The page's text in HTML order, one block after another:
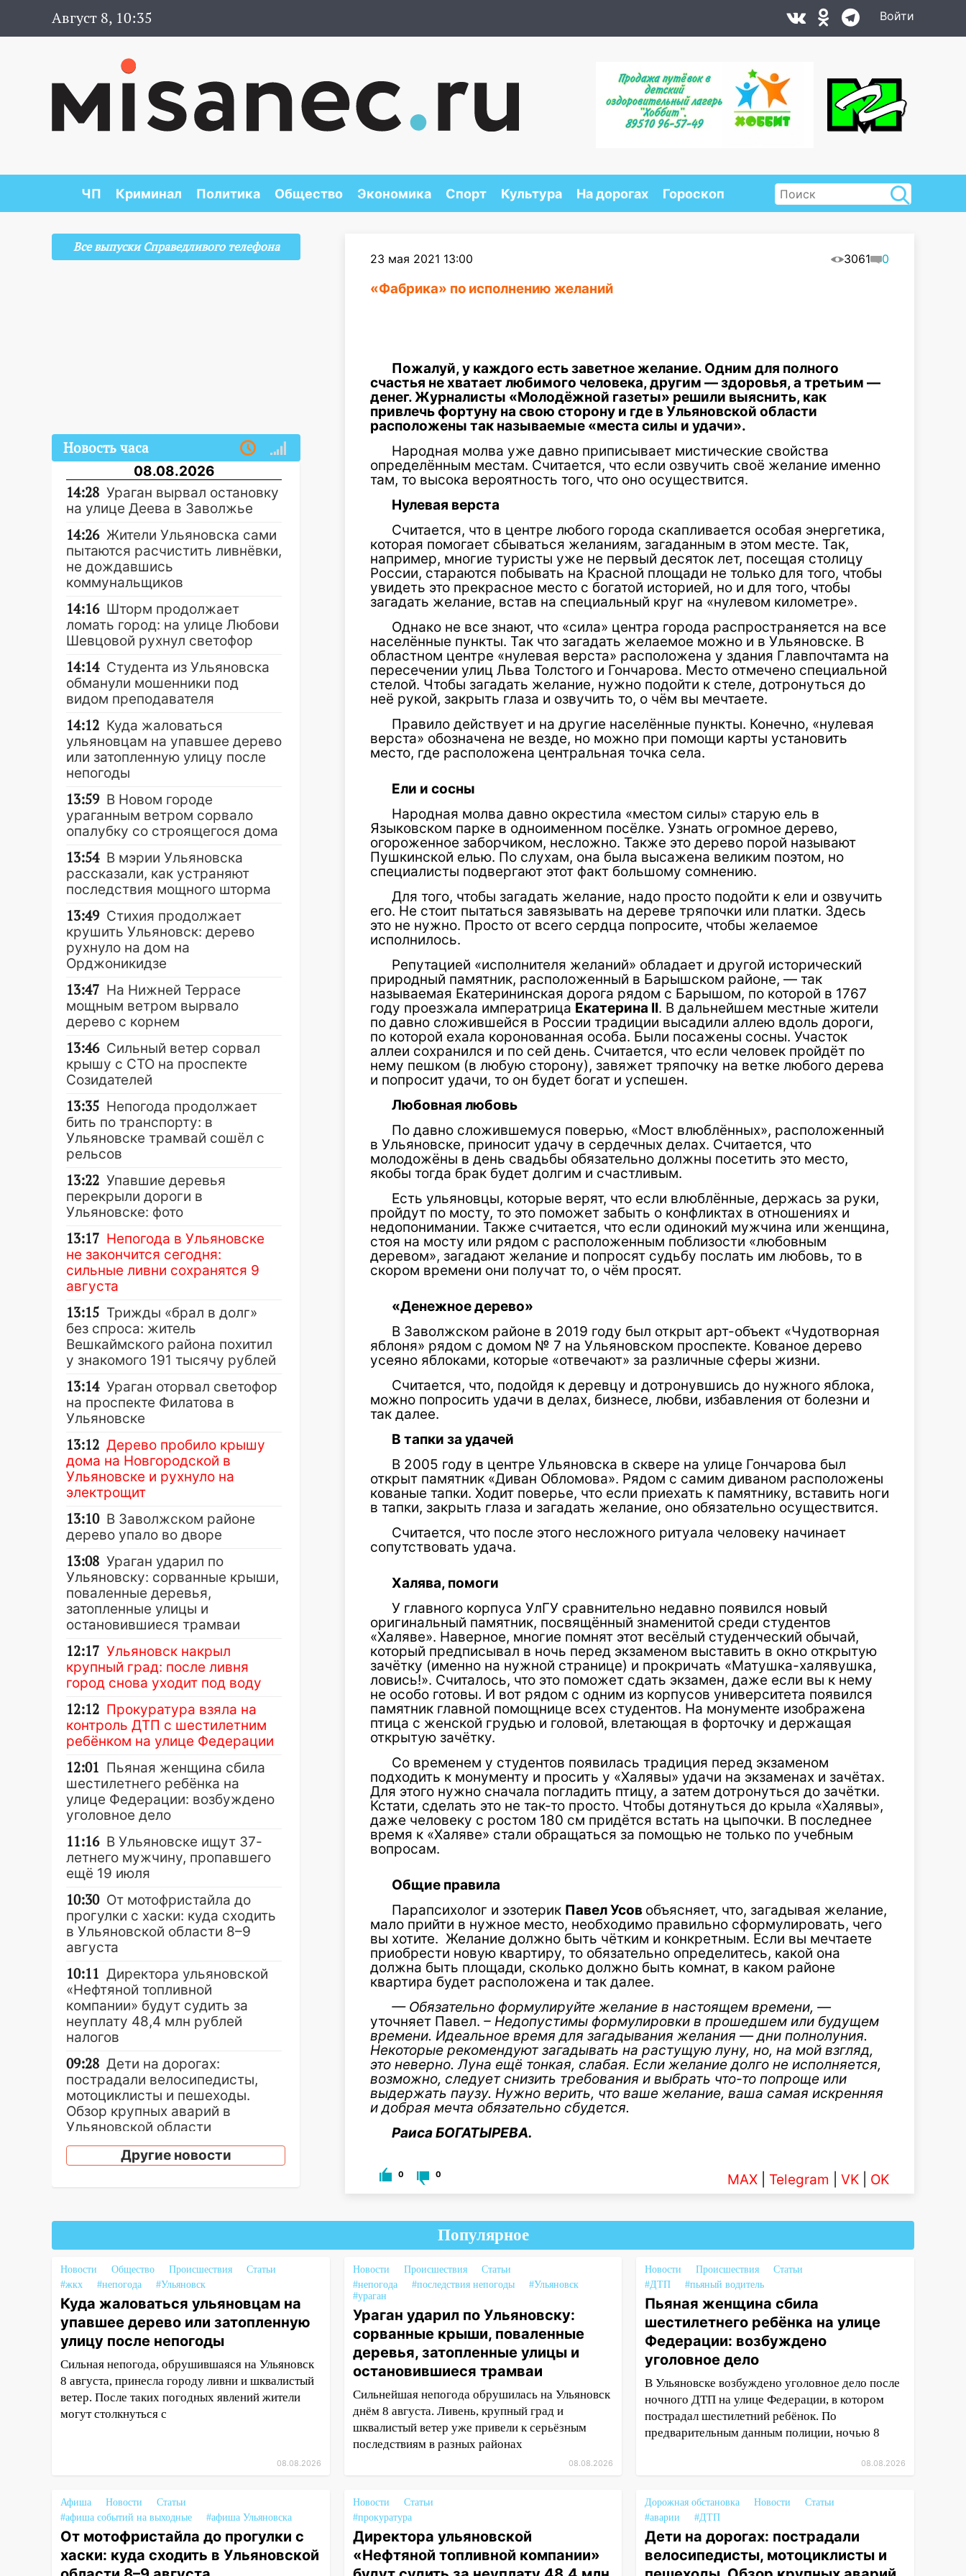
Август 8, 10:35 Войти
ЧП Криминал Политика Общество Экономика Спорт Культура На дорогах Гороскоп
23 мая 2021 13:00 3061 0
«Фабрика» по исполнению желаний
Пожалуй, у каждого есть заветное желание. Одним для полного
счастья не хватает любимого человека, другим — здоровья, а третьим —
денег. Журналисты «Молодёжной газеты» решили выяснить, как
привлечь фортуну на свою сторону и где в Ульяновской области
расположены так называемые «места силы и удачи».
Народная молва уже давно приписывает мистические свойства
определённым местам. Считается, что если озвучить своё желание именно
там, то высока вероятность того, что оно осуществится.
Нулевая верста
Считается, что в центре любого города скапливается особая энергетика,
которая помогает сбываться желаниям, загаданным в этом месте. Так,
например, многие туристы уже не первый десяток лет, посещая столицу
России, стараются побывать на Красной площади не только для того, чтобы
увидеть это прекрасное место с богатой историей, но и для того, чтобы
загадать желание, встав на специальный круг на «нулевом километре».
Однако не все знают, что «сила» центра города распространяется на все
населённые пункты. Так что загадать желаемое можно и в Ульяновске. В
областном центре «нулевая верста» расположена у здания Главпочтамта на
пересечении улиц Льва Толстого и Гончарова. Место отмечено специальной
стелой. Чтобы загадать желание, нужно подойти к стеле, дотронуться до
неё рукой, закрыть глаза и озвучить то, о чём вы мечтаете.
Правило действует и на другие населённые пункты. Конечно, «нулевая
верста» обозначена не везде, но можно при помощи карты установить
место, где расположена центральная точка села.
Ели и сосны
Народная молва давно окрестила «местом силы» старую ель в
Языковском парке в одноименном посёлке. Узнать огромное дерево,
огороженное заборчиком, несложно. Также это дерево порой называют
Пушкинской елью. По слухам, она была высажена великим поэтом, но
специалисты подвергают этот факт большому сомнению.
Для того, чтобы загадать желание, надо просто подойти к ели и озвучить
его. Не стоит пытаться завязывать на дереве тряпочки или платки. Здесь
это не нужно. Просто от всего сердца попросите, чтобы желаемое
исполнилось.
Репутацией «исполнителя желаний» обладает и другой исторический
природный памятник, расположенный в Барышском районе, — так
называемая Екатерининская дорога рядом с Барышом, по которой в 1767
году проезжала императрица Екатерина II. В дальнейшем местные жители
по давно сложившейся в России традиции высадили аллею вдоль дороги,
по которой ехала коронованная особа. Были посажены сосны. Участок
аллеи сохранился и по сей день. Считается, что если человек пройдёт по
нему пешком (в любую сторону), завяжет тряпочку на ветке любого дерева
и попросит удачи, то он будет богат и успешен.
Любовная любовь
По давно сложившемуся поверью, «Мост влюблённых», расположенный
в Ульяновске, приносит удачу в сердечных делах. Считается, что
молодожёны в день свадьбы обязательно должны посетить это место,
якобы тогда брак будет долгим и счастливым.
Есть ульяновцы, которые верят, что если влюблённые, держась за руки,
пройдут по мосту, то это поможет забыть о конфликтах в отношениях и
недопонимании. Также считается, что если одинокий мужчина или женщина,
стоя на мосту или рядом с расположенным поблизости «любовным
деревом», загадают желание и попросят судьбу послать им любовь, то в
скором времени они получат то, о чём просят.
«Денежное дерево»
В Заволжском районе в 2019 году был открыт арт-объект «Чудотворная
яблоня» рядом с домом № 7 на Ульяновском проспекте. Кованое дерево
усеяно яблоками, которые «отвечают» за различные сферы жизни.
Считается, что, подойдя к деревцу и дотронувшись до нужного яблока,
можно попросить удачи в делах, бизнесе, любви, избавления от болезни и
так далее.
В тапки за удачей
В 2005 году в центре Ульяновска в сквере на улице Гончарова был
открыт памятник «Диван Обломова». Рядом с самим диваном расположены
кованые тапки. Ходит поверье, что если приехать к памятнику, вставить ноги
в тапки, закрыть глаза и загадать желание, оно обязательно осуществится.
Считается, что после этого несложного ритуала человеку начинает
сопутствовать удача.
Халява, помоги
У главного корпуса УлГУ сравнительно недавно появился новый
оригинальный памятник, посвящённый знаменитой среди студентов
«Халяве». Наверное, многие помнят этот весёлый студенческий обычай,
который предписывал в ночь перед экзаменом выставить в окно открытую
зачётку (именно на нужной странице) и прокричать «Матушка-халявушка,
ловись!». Считалось, что это поможет сдать экзамен, даже если вы к нему
не особо готовы. И вот рядом с одним из корпусов университета появился
памятник главной помощнице всех студентов. На монументе изображена
птица с женской грудью и головой, влетающая в форточку и держащая
открытую зачётку.
Со временем у студентов появилась традиция перед экзаменом
подходить к монументу и просить у «Халявы» удачи на экзаменах и зачётах.
Для этого нужно сначала погладить птицу, а затем дотронуться до зачётки.
Кстати, сделать это не так-то просто. Чтобы дотянуться до крыла «Халявы»,
даже человеку с ростом 180 см придётся встать на цыпочки. В последнее
время к «Халяве» стали обращаться за помощью не только по учебным
вопросам.
Общие правила
Парапсихолог и эзотерик Павел Усов объясняет, что, загадывая желание,
мало прийти в нужное место, необходимо правильно сформулировать, чего
вы хотите. Желание должно быть чётким и конкретным. Если вы мечтаете
приобрести новую квартиру, то обязательно определитесь, какой она
должна быть площади, сколько должно быть комнат, в каком районе
квартира будет расположена и так далее.
— Обязательно формулируйте желание в настоящем времени, —
уточняет Павел. – Недопустимы формулировки в прошедшем или будущем
времени. Идеальное время для загадывания желания — дни полнолуния.
Некоторые рекомендуют загадывать на растущую луну, но, на мой взгляд,
это неверно. Луна ещё тонкая, слабая. Если желание долго не исполняется,
возможно, следует снизить требования и выбрать что-то попроще или
выдержать паузу. Нужно верить, что ваше желание, ваша самая искренняя
и добрая мечта обязательно сбудется.
Раиса БОГАТЫРЕВА.
0 0 MAX Telegram VK OK
Все выпуски Справедливого телефона
Новость часа
08.08.2026
14:28 Ураган вырвал остановку
на улице Деева в Заволжье
14:26 Жители Ульяновска сами
пытаются расчистить ливнёвки,
не дождавшись
коммунальщиков
14:16 Шторм продолжает
ломать город: на улице Любови
Шевцовой рухнул светофор
14:14 Студента из Ульяновска
обманули мошенники под
видом преподавателя
14:12 Куда жаловаться
ульяновцам на упавшее дерево
или затопленную улицу после
непогоды
13:59 В Новом городе
ураганным ветром сорвало
опалубку со строящегося дома
13:54 В мэрии Ульяновска
рассказали, как устраняют
последствия мощного шторма
13:49 Стихия продолжает
крушить Ульяновск: дерево
рухнуло на дом на
Орджоникидзе
13:47 На Нижней Террасе
мощным ветром вырвало
дерево с корнем
13:46 Сильный ветер сорвал
крышу с СТО на проспекте
Созидателей
13:35 Непогода продолжает
бить по транспорту: в
Ульяновске трамвай сошёл с
рельсов
13:22 Упавшие деревья
перекрыли дороги в
Ульяновске: фото
13:17 Непогода в Ульяновске
не закончится сегодня:
сильные ливни сохранятся 9
августа
13:15 Трижды «брал в долг»
без спроса: житель
Вешкаймского района похитил
у знакомого 191 тысячу рублей
13:14 Ураган оторвал светофор
на проспекте Филатова в
Ульяновске
13:12 Дерево пробило крышу
дома на Новгородской в
Ульяновске и рухнуло на
электрощит
13:10 В Заволжском районе
дерево упало во дворе
13:08 Ураган ударил по
Ульяновску: сорванные крыши,
поваленные деревья,
затопленные улицы и
остановившиеся трамваи
12:17 Ульяновск накрыл
крупный град: после ливня
город снова уходит под воду
12:12 Прокуратура взяла на
контроль ДТП с шестилетним
ребёнком на улице Федерации
12:01 Пьяная женщина сбила
шестилетнего ребёнка на
улице Федерации: возбуждено
уголовное дело
11:16 В Ульяновске ищут 37-
летнего мужчину, пропавшего
ещё 19 июля
10:30 От мотофристайла до
прогулки с хаски: куда сходить
в Ульяновской области 8–9
августа
10:11 Директора ульяновской
«Нефтяной топливной
компании» будут судить за
неуплату 48,4 млн рублей
налогов
09:28 Дети на дорогах:
пострадали велосипедисты,
мотоциклисты и пешеходы.
Обзор крупных аварий в
Ульяновской области
08:30
Поджог со свечой, 16
сгоревших домов и выстрел за
06:45 Императорский мост в
Ульяновске останется
закрытым до утра 10 августа
05:18
Судьба готовит сюрприз:
гороскоп на 8 августа — кому
повезет с деньгами, а кого
ждет неожиданная встреча
04:47 В Ульяновской области
объявили ракетную опасность:
звучат сирены
19:34 В следственном
управлении состоялось
торжественное мероприятие,
приуроченное к празднованию
Другие новости
Популярное
Новости Общество Происшествия
Статьи
#жкх
#непогода #Ульяновск
Куда жаловаться ульяновцам на
упавшее дерево или затопленную
улицу после непогоды
Сильная непогода, обрушившаяся на Ульяновск
8 августа, принесла городу ливни и шквалистый
ветер. После таких погодных явлений жители
могут столкнуться с
08.08.2026
Новости Происшествия
Статьи
#непогода
#последствия непогоды
#Ульяновск
#ураган
Ураган ударил по Ульяновску:
сорванные крыши, поваленные
деревья, затопленные улицы и
остановившиеся трамваи
Сильнейшая непогода обрушилась на Ульяновск
днём 8 августа. Ливень, крупный град и
шквалистый ветер уже привели к серьёзным
последствиям в разных районах
08.08.2026
Новости Происшествия
Статьи
#ДТП
#пьяный водитель
Пьяная женщина сбила
шестилетнего ребёнка на улице
Федерации: возбуждено
уголовное дело
В Ульяновске возбуждено уголовное дело после
ночного ДТП на улице Федерации, в котором
пострадал шестилетний ребёнок. По
предварительным данным полиции, ночью 8
08.08.2026
Афиша Новости
Статьи
#афиша событий на выходные
#афиша Ульяновска
От мотофристайла до прогулки с
хаски: куда сходить в Ульяновской
Новости
Статьи
#прокуратура
Директора ульяновской
«Нефтяной топливной компании»
Дорожная обстановка Новости
Статьи
#аварии
#ДТП
Дети на дорогах: пострадали
велосипедисты, мотоциклисты и